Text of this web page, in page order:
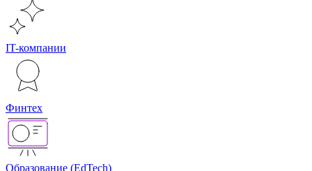
IT-компании
Финтех
Образование (EdTech)